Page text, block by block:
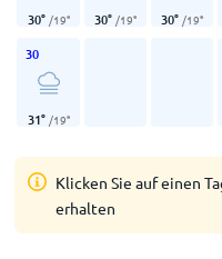
30° /19° 30° /19° 30° /19°
30
31° /19°
Klicken Sie auf einen
erhalten